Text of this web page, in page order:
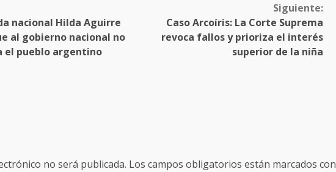
nacional Hilda Aguirre
al gobierno nacional no
el pueblo argentino
Siguiente:
Caso Arcoíris: La Corte Suprema
revoca fallos y prioriza el interés
superior de la niña
no será publicada. Los campos obligatorios están marcados con